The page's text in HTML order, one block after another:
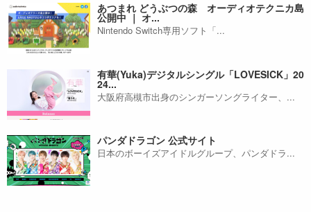
あつまれ どうぶつの森 オーディオテクニカ島
公開中 ｜ オ...
Nintendo Switch専用ソフト「...
有華(Yuka)デジタルシングル「LOVESICK」20
24...
大阪府高槻市出身のシンガーソングライター、...
パンダドラゴン 公式サイト
日本のボーイズアイドルグループ、パンダドラ...